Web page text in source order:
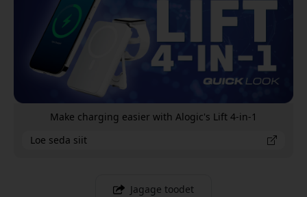
Make charging easier with Alogic's Lift 4-in-1
Loe seda siit
Jagage toodet